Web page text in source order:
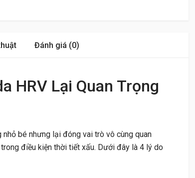
Đánh giá (0)
HRV Lại Quan Trọng
bé nhưng lại đóng vai trò vô cùng quan
điều kiện thời tiết xấu. Dưới đây là 4 lý do